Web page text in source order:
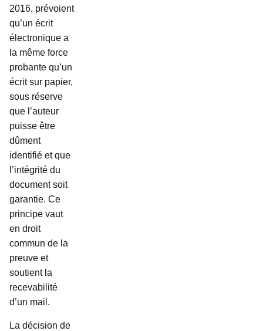
2016, prévoient
qu’un écrit
électronique a
la même force
probante qu’un
écrit sur papier,
sous réserve
que l’auteur
puisse être
dûment
identifié et que
l’intégrité du
document soit
garantie. Ce
principe vaut
en droit
commun de la
preuve et
soutient la
recevabilité
d’un mail.
La décision de